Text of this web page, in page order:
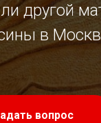
другой
в
вопрос